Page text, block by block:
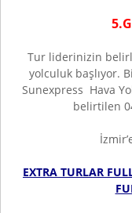
Tur liderinizin
yolculuk başlıyor.
Sunexpress Hava
belirtilen
EXTRA TURLAR